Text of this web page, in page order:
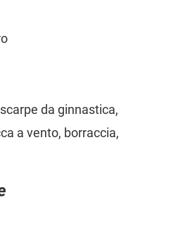
scarpe da ginnastica,
a vento, borraccia,